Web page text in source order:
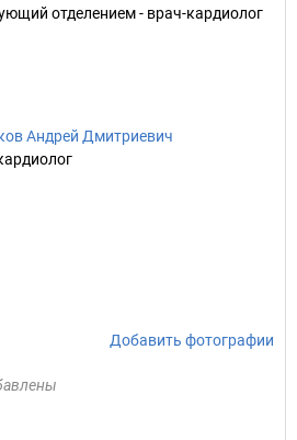
отделением - врач-кардиолог
Андрей Дмитриевич
Добавить фотографии